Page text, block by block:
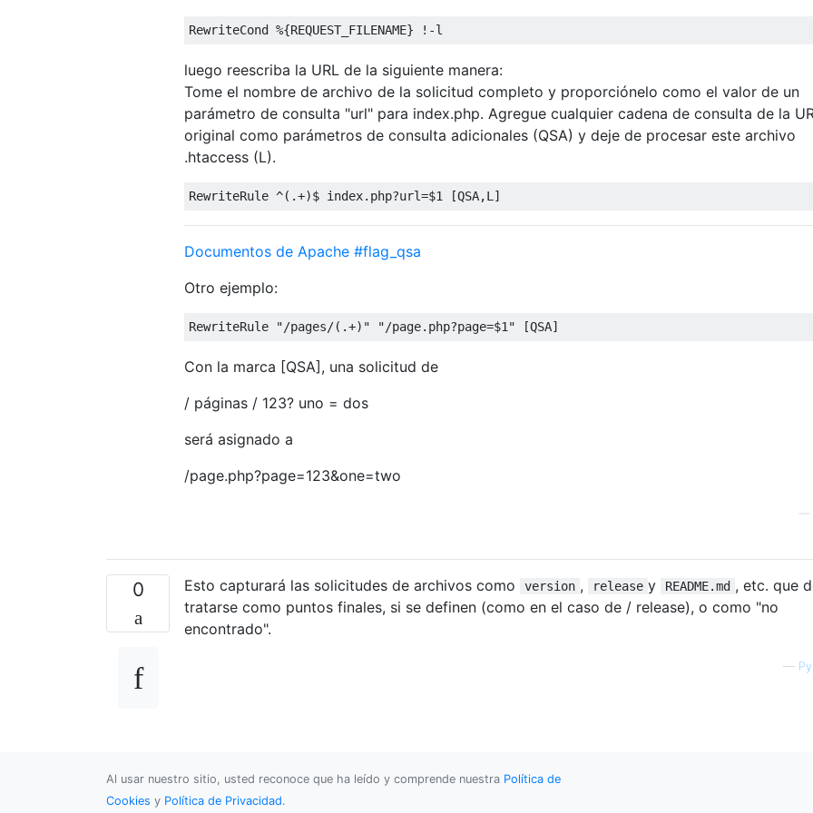
luego reescriba la URL de la siguiente manera:
Tome el nombre de archivo de la solicitud completo y proporciónelo como el valor de un
parámetro de consulta "url" para index.php. Agregue cualquier cadena de consulta de la
original como parámetros de consulta adicionales (QSA) y deje de procesar este archivo
.htaccess (L).
Documentos de Apache #flag_qsa
Otro ejemplo:
Con la marca [QSA], una solicitud de
/ páginas / 123? uno = dos
será asignado a
/page.php?page=123&one=two
0 Esto capturará las solicitudes de archivos como version , release y README.md , etc. que
tratarse como puntos finales, si se definen (como en el caso de / release), o como "no
encontrado".
—
Al usar nuestro sitio, usted reconoce que ha leído y comprende nuestra Política de
Cookies y Política de Privacidad.